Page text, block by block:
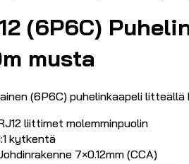
(6P6C)
musta
(6P6C) puhelinkaapeli litteällä
liittimet molemminpuolin
kytkentä
7×0.12mm (CCA)